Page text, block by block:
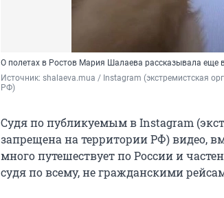
О полетах в Ростов Мария Шалаева рассказывала еще
Источник: shalaeva.mua / Instagram (экстремистская
РФ)
Судя по публикуемым в Instagram
запрещена на территории РФ) видео,
много путешествует по России и
судя по всему, не гражданскими